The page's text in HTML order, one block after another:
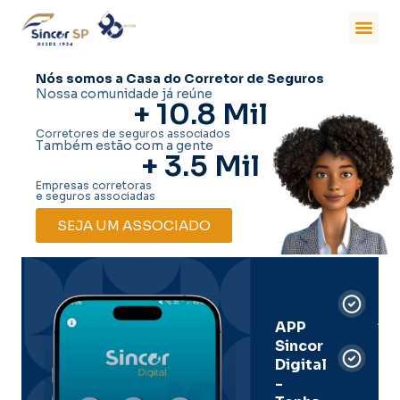
Nós somos a Casa do Corretor de Seguros
Nossa comunidade já reúne
+ 10.8 Mil
Corretores de seguros associados
Também estão com a gente
+ 3.5 Mil
Empresas corretoras
e seguros associadas
SEJA UM ASSOCIADO
APP
Sincor
Digital
-